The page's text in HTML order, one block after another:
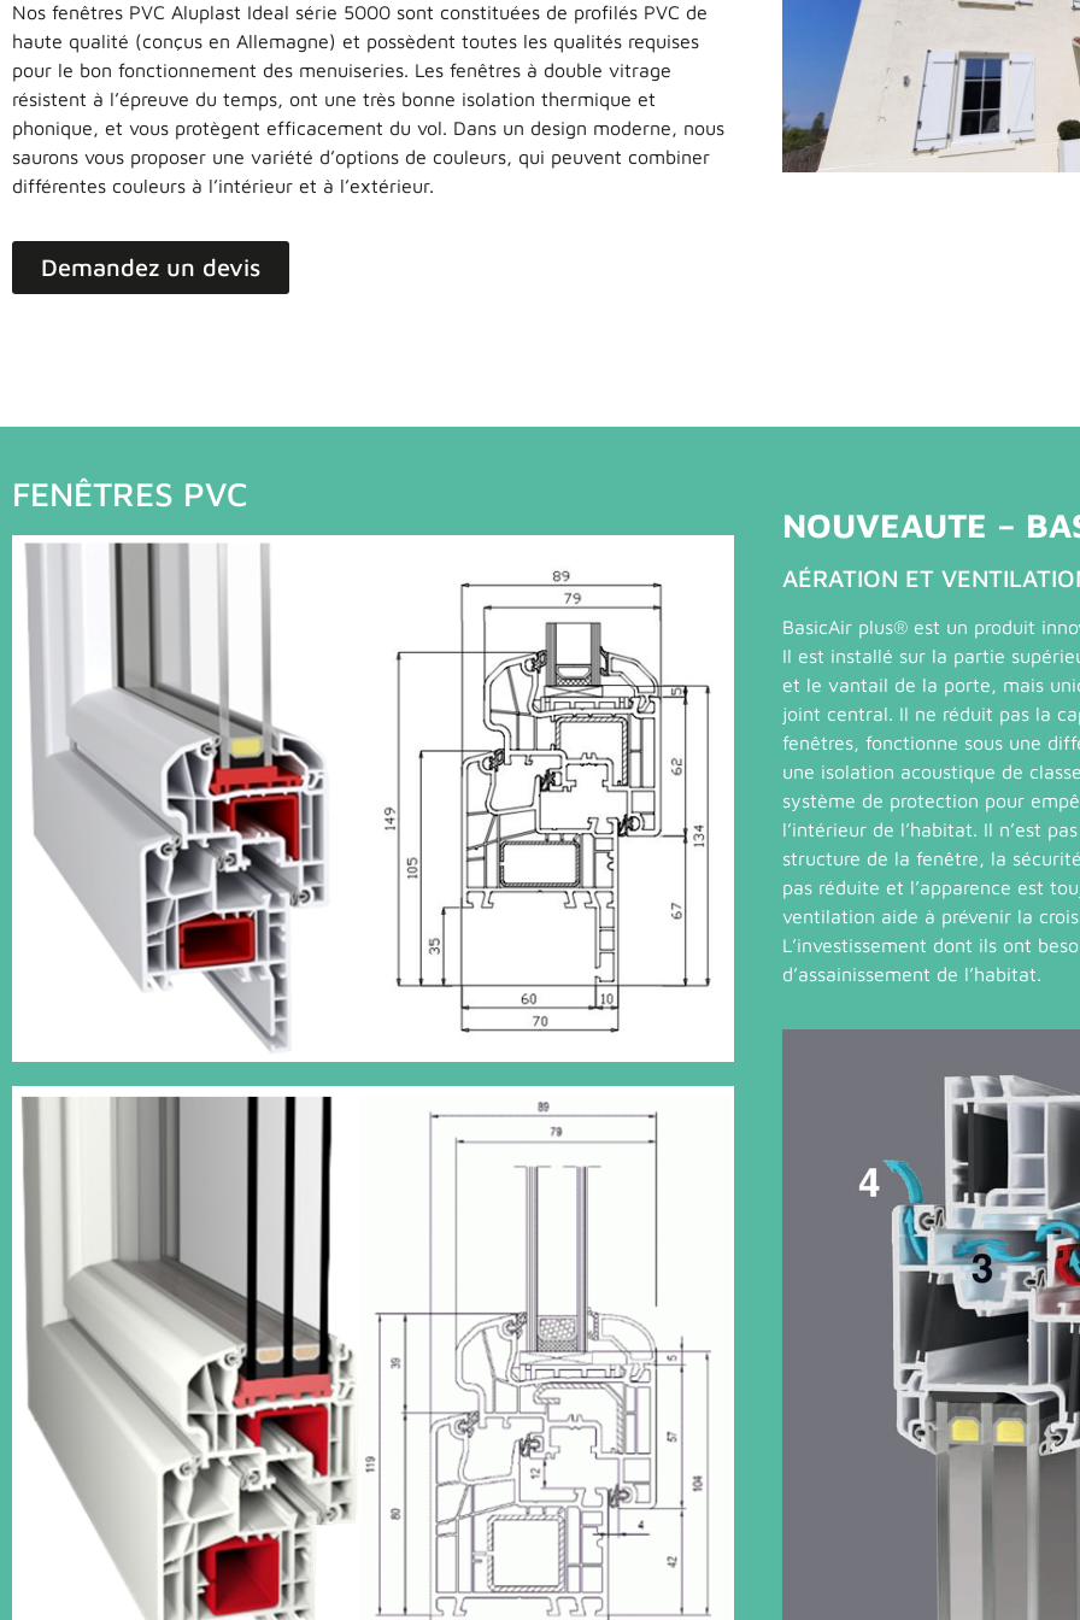
Nos fenêtres PVC Aluplast Ideal série 5000 sont constituées de profilés PVC de
haute qualité (conçus en Allemagne) et possèdent toutes les qualités requises
pour le bon fonctionnement des menuiseries. Les fenêtres à double vitrage
résistent à l’épreuve du temps, ont une très bonne isolation thermique et
phonique, et vous protègent efficacement du vol. Dans un design moderne, nous
saurons vous proposer une variété d’options de couleurs, qui peuvent combiner
différentes couleurs à l’intérieur et à l’extérieur.
Demandez un devis
FENÊTRES PVC
NOUVEAUTE –
AÉRATION ET
BasicAir plus® est un produit
Il est installé sur la partie
et le vantail de la porte, mais
joint central. Il ne réduit pas la
fenêtres, fonctionne sous une
une isolation acoustique de
système de protection pour
l’intérieur de l’habitat. Il n’est
structure de la fenêtre, la
pas réduite et l’apparence est
ventilation aide à prévenir la
L’investissement dont ils ont
d’assainissement de l’habitat.